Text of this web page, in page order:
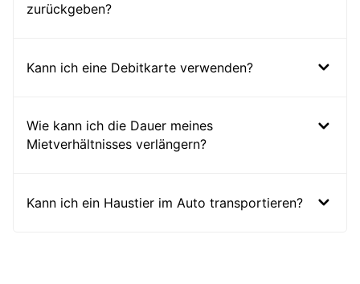
zurückgeben?
Kann ich eine Debitkarte verwenden?
Wie kann ich die Dauer meines
Mietverhältnisses verlängern?
Kann ich ein Haustier im Auto transportieren?